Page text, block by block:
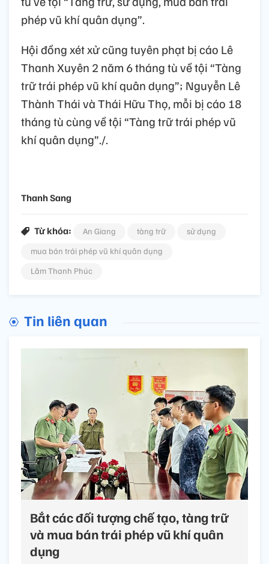
phép vũ khí quân dụng”.
Hội đồng xét xử cũng tuyên phạt bị cáo Lê
Thanh Xuyên 2 năm 6 tháng tù về tội “Tàng
trữ trái phép vũ khí quân dụng”; Nguyễn Lê
Thành Thái và Thái Hữu Thọ, mỗi bị cáo 18
tháng tù cùng về tội “Tàng trữ trái phép vũ
khí quân dụng”./.
Thanh Sang
Từ khóa: An Giang tàng trữ
sử dụng
mua bán trái phép vũ khí quân dụng
Lâm Thanh Phúc
Tin liên quan
Bắt các đối tượng chế tạo, tàng trữ
và mua bán trái phép vũ khí quân
dụng